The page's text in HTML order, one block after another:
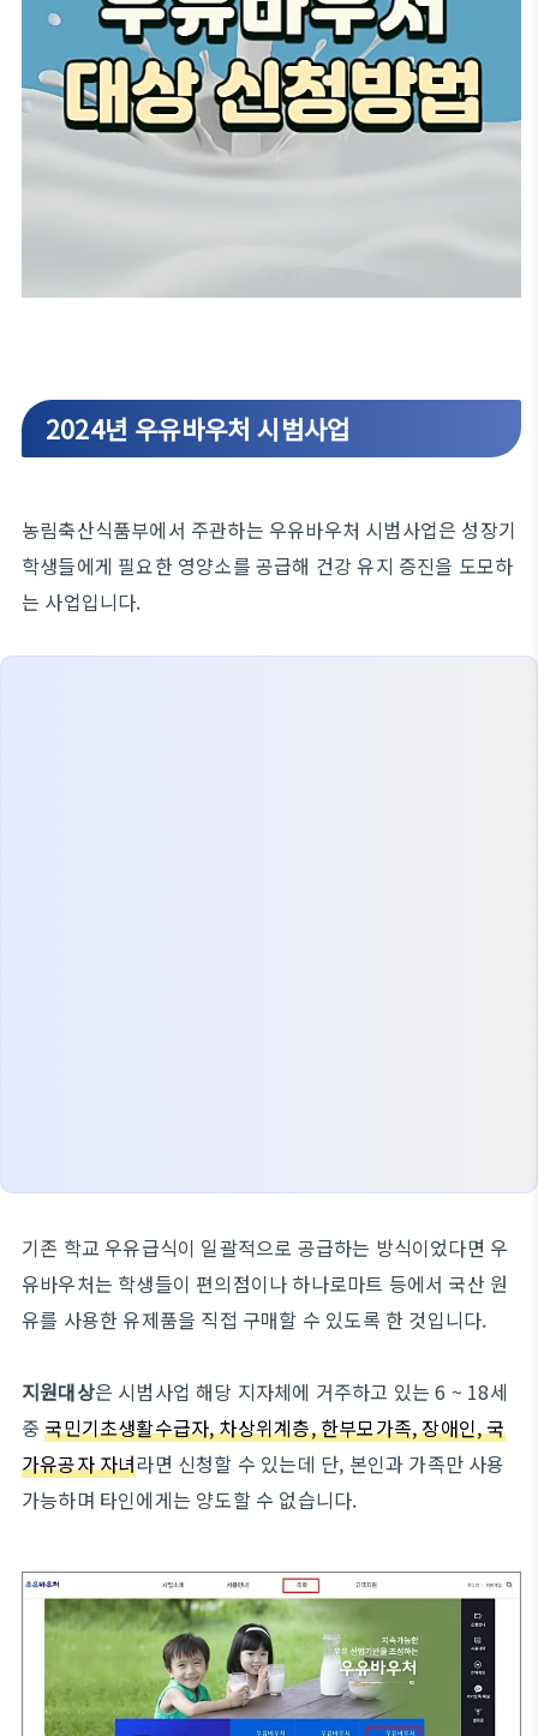
2024년 우유바우처 시범사업
농림축산식품부에서 주관하는 우유바우처 시범사업은 성장기
학생들에게 필요한 영양소를 공급해 건강 유지 증진을 도모하
는 사업입니다.
기존 학교 우유급식이 일괄적으로 공급하는 방식이었다면 우
유바우처는 학생들이 편의점이나 하나로마트 등에서 국산 원
유를 사용한 유제품을 직접 구매할 수 있도록 한 것입니다.
지원대상은 시범사업 해당 지자체에 거주하고 있는 6 ~ 18세
중국민기초생활수급자, 차상위계층, 한부모가족, 장애인, 국
가유공자 자녀라면 신청할 수 있는데 단, 본인과 가족만 사용
가능하며 타인에게는 양도할 수 없습니다.